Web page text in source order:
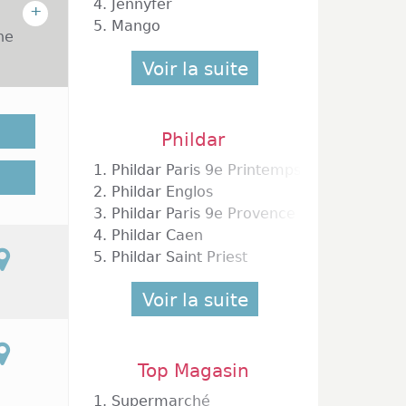
+
Que
des
sont
vos
4. Jennyfer
5. Mango
Voir la suite
Phildar
1. Phildar Paris 9e Printemps Haussmann
2. Phildar Englos
3. Phildar Paris 9e Provence
4. Phildar Caen
5. Phildar Saint Priest
Voir la suite
Top Magasin
1. Supermarché